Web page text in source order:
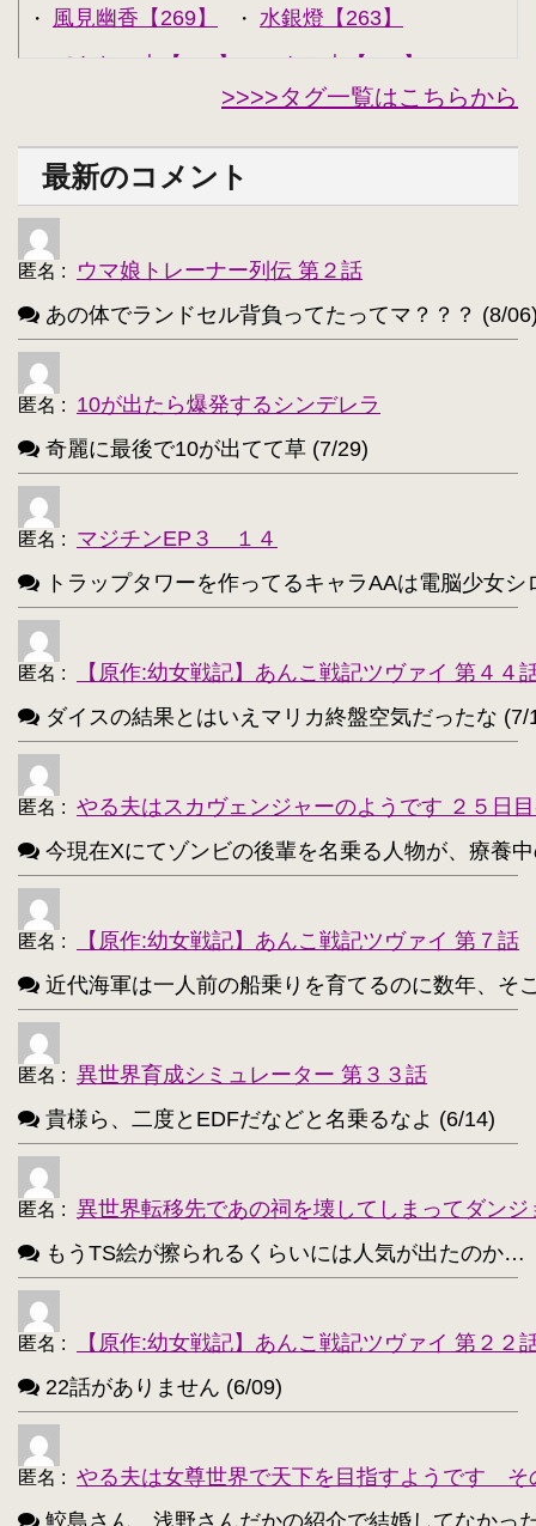
・ 風見幽香【269】 ・ 水銀燈【263】
できない夫【262】 キル夫【260】
セシリア・オルコット【240】
西住みほ【237】
・ ミーナ・ディートリンデ・ヴィルケ【223】
・ ニャル子【218】
・ ユウキ(SAO)【214】 ・ 古明地こいし【210】
・ アクア(このすば)【208】 キョン【205】
・ レミリア・スカーレット(東方project)【203】
・ アイリスフィール・フォン・アインツベルン【
・ 高町なのは【202】 ・
・ 響(艦これ)【197】 ・ 夜神月【196】
・ アティ(サモンナイト)【194】
・ 西住まほ【189】
・ サーニャ・V・リトヴャク【188】
・
・ 不知火(艦これ)【186】
・ めぐみん(このすば)【172】
・
・ 鹿目まどか【168】
>>>>タグ一覧はこちらから
最新のコメント
匿名 :
ウマ娘トレーナー列伝 第２話
あの体でランドセル背負ってたってマ？？？ (8/
匿名 :
10が出たら爆発するシンデレラ
奇麗に最後で10が出てて草 (7/29)
匿名 :
マジチンEP３ １４
トラップタワーを作ってるキャラAAは電脳少女シ
匿名 :
【原作:幼女戦記】あんこ戦記ツヴァイ 第４４
ダイスの結果とはいえマリカ終盤空気だったな (7/
匿名 : やる夫はスカヴェンジャーのようです ２５日
今現在Xにてゾンビの後輩を名乗る人物が、療養
匿名 :
【原作:幼女戦記】あんこ戦記ツヴァイ 第７話
近代海軍は一人前の船乗りを育てるのに数年、そ
匿名 : 異世界育成シミュレーター 第３３話
貴様ら、二度とEDFだなどと名乗るなよ (6/14)
匿名 : 異世界転移先であの祠を壊してしまってダン
もうTS絵が擦られるくらいには人気が出たのか…
匿名 :
【原作:幼女戦記】あんこ戦記ツヴァイ 第２２
22話がありません (6/09)
匿名 : やる夫は女尊世界で天下を目指すようです そ
鮫島さん、浅野さんだかの紹介で結婚してなかっ